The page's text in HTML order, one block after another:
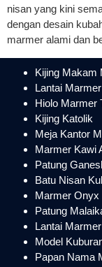
nisan yang kini
dengan desain
marmer alami dan
Kijing Makam
Lantai Marmer
Hiolo Marmer
Kijing Katolik
Meja Kantor
Marmer Kawi
Patung
Batu Nisan
Marmer Onyx
Patung
Lantai
Model
Papan Nama